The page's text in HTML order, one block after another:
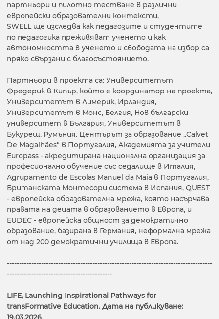
партньори и пилотно тестване в различни
европейски образователни контексти,
SWELL ще изследва как педагозите и студентите
по педагогика преживяват ученето и как
автономността в ученето и свободата на избор са
пряко свързани с благосъстоянието.
Партньори в проекта са: Университетът
Фредерик в Кипър, който е координатор на проекта,
Университетът в Лимерик, Ирландия,
Университетът в Монс, Белгия, Нов български
университет в България, Университетът в
Букурещ, Румъния, Центърът за образование „Calvet
De Magalhães“ в Португалия, Академията за учители
Europass - акредитирана национална организация за
професионално обучение със седалище в Италия,
Agrupamento de Escolas Manuel da Maia в Португалия,
Британската Монтесори система в Испания, QUEST
- европейска образователна мрежа, която насърчава
правата на децата в образованието в Европа, и
EUDEC - европейска общност за демократично
образование, базирана в Германия, неформална мрежа
от над 200 демократични училища в Европа.
------------------------------------------------------------------------------------
-------------------------------------------
LIFE, Launching Inspirational Pathways for
transFormative Education. Дата на публикуване:
19.03.2026